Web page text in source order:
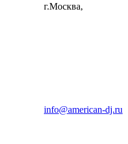
г.Москва,
info@american-dj.ru